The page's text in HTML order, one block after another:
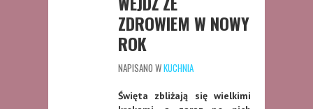
ZDROWIEM W NOWY
ROK
NAPISANO WKUCHNIA
Święta zbliżają się wielkimi